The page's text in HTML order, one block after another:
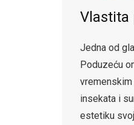
Vlastita
Jedna od
Poduzeću
insekata i
estetiku